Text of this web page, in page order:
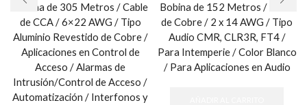
Bobina de 305 Metros / Cable
de CCA / 6×22 AWG / Tipo
Aluminio Revestido de Cobre /
Aplicaciones en Control de
Acceso / Alarmas de
Intrusión/Control de Acceso /
Automatización / Interfonos y
Bobina de 152 Metros / Cable
de Cobre / 2 x 14 AWG / Tipo
Audio CMR, CLR3R, FT4 /
Para Intemperie / Color Blanco
/ Para Aplicaciones en Audio